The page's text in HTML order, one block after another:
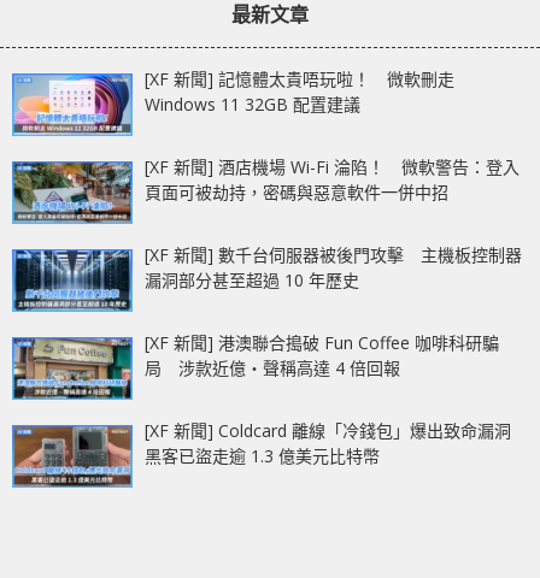
最新文章
[XF 新聞] 記憶體太貴唔玩啦！ 微軟刪走
Windows 11 32GB 配置建議
[XF 新聞] 酒店機場 Wi-Fi 淪陷！ 微軟警告：登入
頁面可被劫持，密碼與惡意軟件一併中招
[XF 新聞] 數千台伺服器被後門攻擊 主機板控制器
漏洞部分甚至超過 10 年歷史
[XF 新聞] 港澳聯合搗破 Fun Coffee 咖啡科研騙
局 涉款近億‧聲稱高達 4 倍回報
[XF 新聞] Coldcard 離線「冷錢包」爆出致命漏洞
黑客已盜走逾 1.3 億美元比特幣